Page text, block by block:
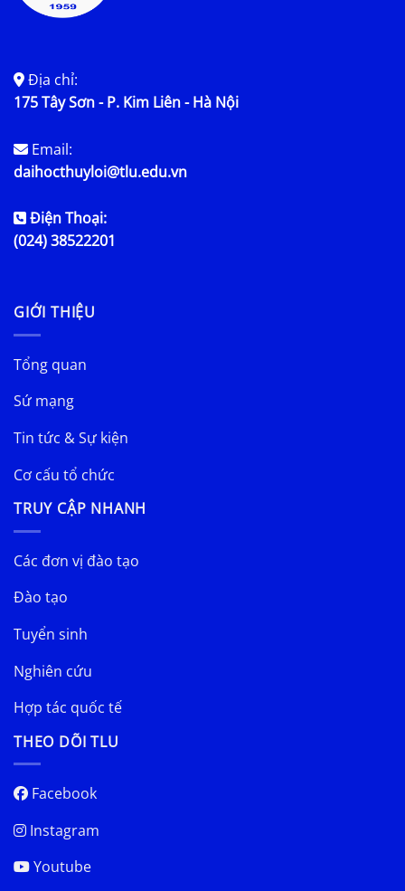
Địa chỉ:
175 Tây Sơn - P. Kim Liên - Hà Nội
Email:
daihocthuyloi@tlu.edu.vn
Điện Thoại:
(024) 38522201
GIỚI THIỆU
Tổng quan
Sứ mạng
Tin tức & Sự kiện
Cơ cấu tổ chức
TRUY CẬP NHANH
Các đơn vị đào tạo
Đào tạo
Tuyển sinh
Nghiên cứu
Hợp tác quốc tế
THEO DÕI TLU
Facebook
Instagram
Youtube